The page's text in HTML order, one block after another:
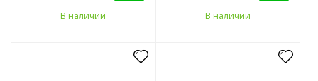
В наличии В наличии